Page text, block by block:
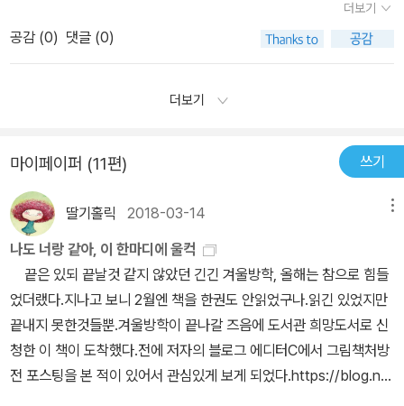
빛.빨간나무는 그림이 귀여운 그림책, 유머 넘치는 그림책, 밝고 신나
는 그림책은 아니다.그러나우리의 마음,어른과 아이 모두가 갖고 있
는 내부의 어둠을 마주하고그 어둠을 넘어 희망을 발견할 수 있도록
도와주는 특별한 그림책이다.
더보기
공감 (0) 댓글 (0)
더보기
마이페이퍼 (11편) 쓰기
딸기홀릭 2018-03-14
나도 너랑 같아, 이 한마디에 울컥
끝은 있되 끝날것 같지 않았던 긴긴 겨울방학, 올해는 참으로 힘들
었더랬다.지나고 보니 2월엔 책을 한권도 안읽었구나.읽긴 있었지만
끝내지 못한것들뿐.겨울방학이 끝나갈 즈음에 도서관 희망도서로 신
청한 이 책이 도착했다.전에 저자의 블로그 에디터C에서 그림책처방
전 포스팅을 본 적이 있어서 관심있게 보게 되었다.https://blog.na